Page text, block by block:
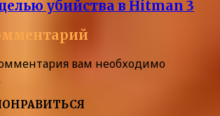
убийства в Hitman 3
вам необходимо